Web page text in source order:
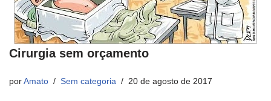
Cirurgia sem orçamento
por Amato Sem categoria 20 de agosto de 2017